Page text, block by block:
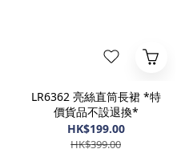
LR6362 亮絲直筒長裙 *特
價貨品不設退換*
HK$199.00
HK$399.00